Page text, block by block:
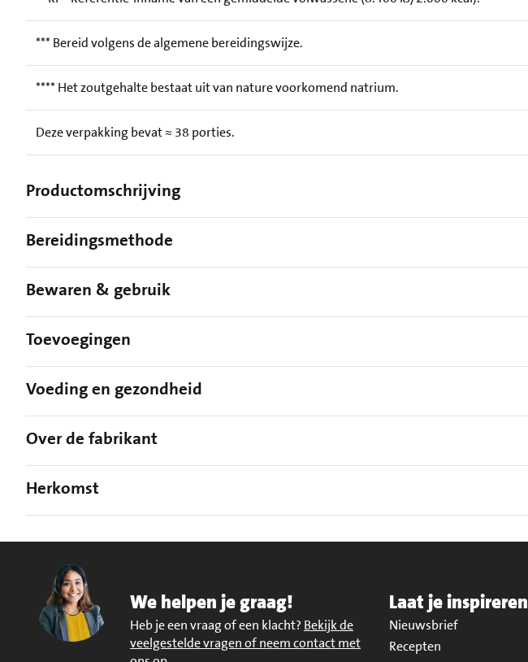
*** Bereid volgens de algemene bereidingswijze.
**** Het zoutgehalte bestaat uit van nature voorkomend natrium.
Deze verpakking bevat ≈ 38 porties.
Productomschrijving
Bereidingsmethode
Bewaren & gebruik
Toevoegingen
Voeding en gezondheid
Over de fabrikant
Herkomst
We helpen je graag!
Heb je een vraag of een klacht? Bekijk de
veelgestelde vragen of neem contact met
Laat je inspireren
Nieuwsbrief
Recepten